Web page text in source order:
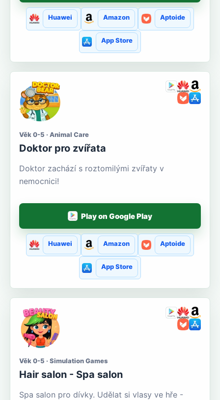
Huawei Amazon Aptoide
App Store
Věk 0-5 · Animal Care
Doktor pro zvířata
Doktor zachází s roztomilými zvířaty v
nemocnici!
Play on Google Play
Huawei Amazon Aptoide
App Store
Věk 0-5 · Simulation Games
Hair salon - Spa salon
Spa salon pro dívky. Udělat si vlasy ve hře -